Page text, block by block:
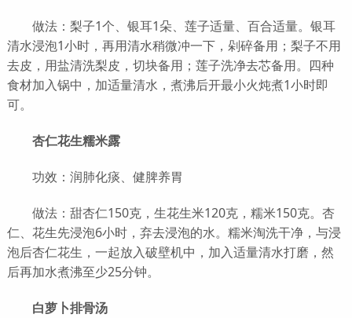
做法：梨子1个、银耳1朵、莲子适量、百合适量。银耳
清水浸泡1小时，再用清水稍微冲一下，剁碎备用；梨子不用
去皮，用盐清洗梨皮，切块备用；莲子洗净去芯备用。四种
食材加入锅中，加适量清水，煮沸后开最小火炖煮1小时即
可。
杏仁花生糯米露
功效：润肺化痰、健脾养胃
做法：甜杏仁150克，生花生米120克，糯米150克。杏
仁、花生先浸泡6小时，弃去浸泡的水。糯米淘洗干净，与浸
泡后杏仁花生，一起放入破壁机中，加入适量清水打磨，然
后再加水煮沸至少25分钟。
白萝卜排骨汤